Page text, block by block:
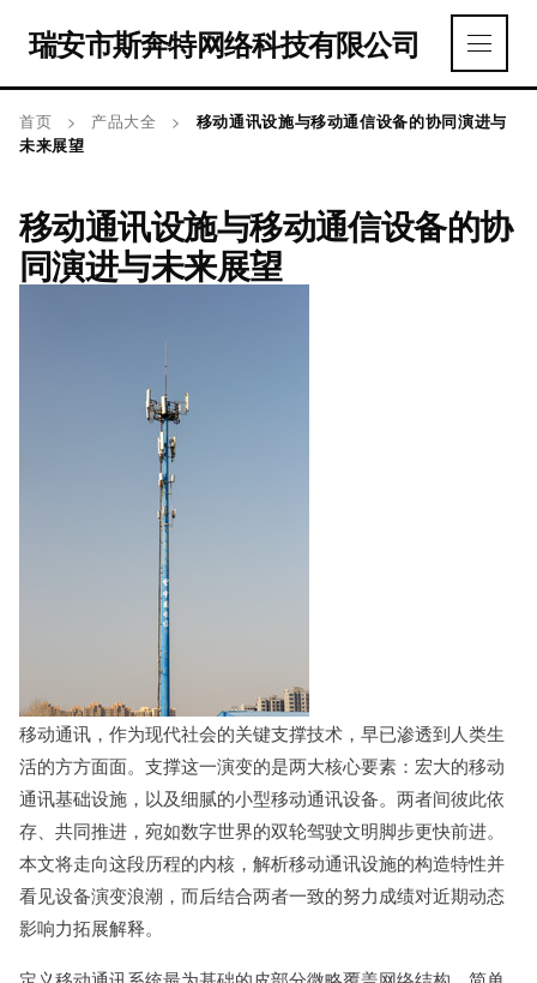
瑞安市斯奔特网络科技有限公司
首页 > 产品大全 >
移动通讯设施与移动通信设备的协同演进与
未来展望
移动通讯设施与移动通信设备的协
同演进与未来展望
移动通讯，作为现代社会的关键支撑技术，早已渗透到人类生
活的方方面面。支撑这一演变的是两大核心要素：宏大的移动
通讯基础设施，以及细腻的小型移动通讯设备。两者间彼此依
存、共同推进，宛如数字世界的双轮驾驶文明脚步更快前进。
本文将走向这段历程的内核，解析移动通讯设施的构造特性并
看见设备演变浪潮，而后结合两者一致的努力成绩对近期动态
影响力拓展解释。